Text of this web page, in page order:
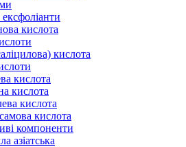
кислота
кислота
кислота
кислота
кислота
кислота
компоненти
азіатська